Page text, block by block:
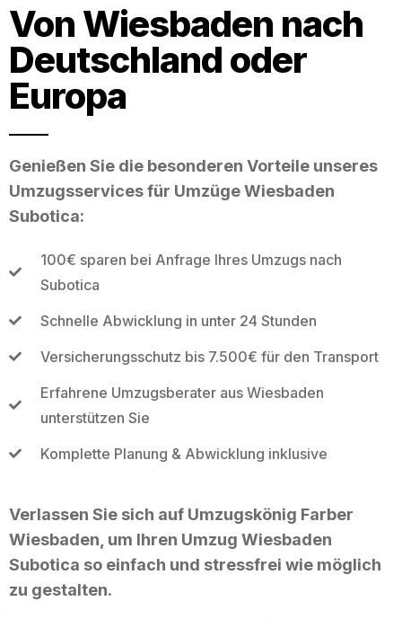
Von Wiesbaden nach
Deutschland oder
Europa
Genießen Sie die besonderen Vorteile unseres
Umzugsservices für Umzüge Wiesbaden
Subotica:
100€ sparen bei Anfrage Ihres Umzugs nach
Subotica
Schnelle Abwicklung in unter 24 Stunden
Versicherungsschutz bis 7.500€ für den Transport
Erfahrene Umzugsberater aus Wiesbaden
unterstützen Sie
Komplette Planung & Abwicklung inklusive
Verlassen Sie sich auf Umzugskönig Farber
Wiesbaden, um Ihren Umzug Wiesbaden
Subotica so einfach und stressfrei wie möglich
zu gestalten.